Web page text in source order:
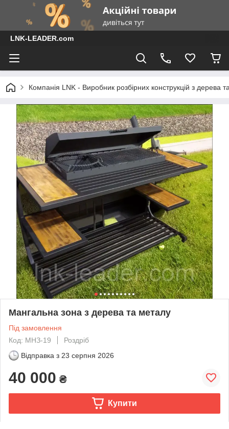
LNK-LEADER.com
Компанія LNK - Виробник розбірних конструкцій з дерева
Мангальна зона з дерева та металу
Під замовлення
Код: МНЗ-19
Роздріб
Відправка з 23 серпня 2026
40 000 ₴
Купити